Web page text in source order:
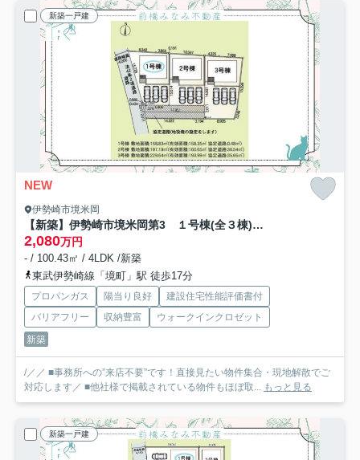
新築一戸建
NEW
伊勢崎市境米岡
【新築】伊勢崎市境米岡第3 １号棟(全３棟) クレイドルガーデン 新築建売分譲
2,080万円
- / 100.43㎡ / 4LDK /新築
東武伊勢崎線「境町」駅 徒歩17分
プロパンガス 陽当り良好
建設住宅性能評価書付
バリアフリー
収納豊富
ウォークインクロゼット
新築
/／／ ■事務所への”来店不要”です！直接見たい物件集合・現地解散でご
対応します／ ■他社様で掲載されている物件もほぼ取... もっと見る
新築一戸建